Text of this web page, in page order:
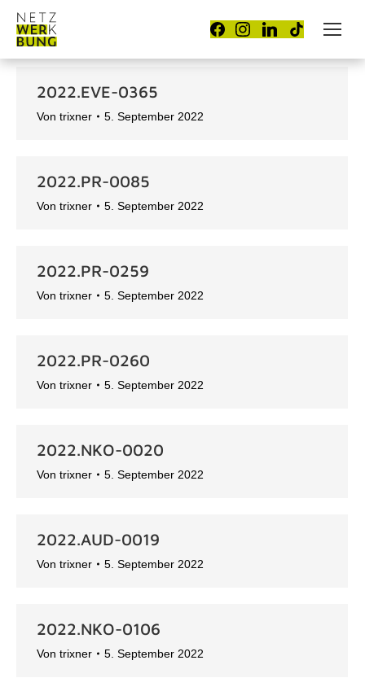
2022.EVE-0365
Von trixner 5. September 2022
2022.PR-0085
Von trixner 5. September 2022
2022.PR-0259
Von trixner 5. September 2022
2022.PR-0260
Von trixner 5. September 2022
2022.NKO-0020
Von trixner 5. September 2022
2022.AUD-0019
Von trixner 5. September 2022
2022.NKO-0106
Von trixner 5. September 2022